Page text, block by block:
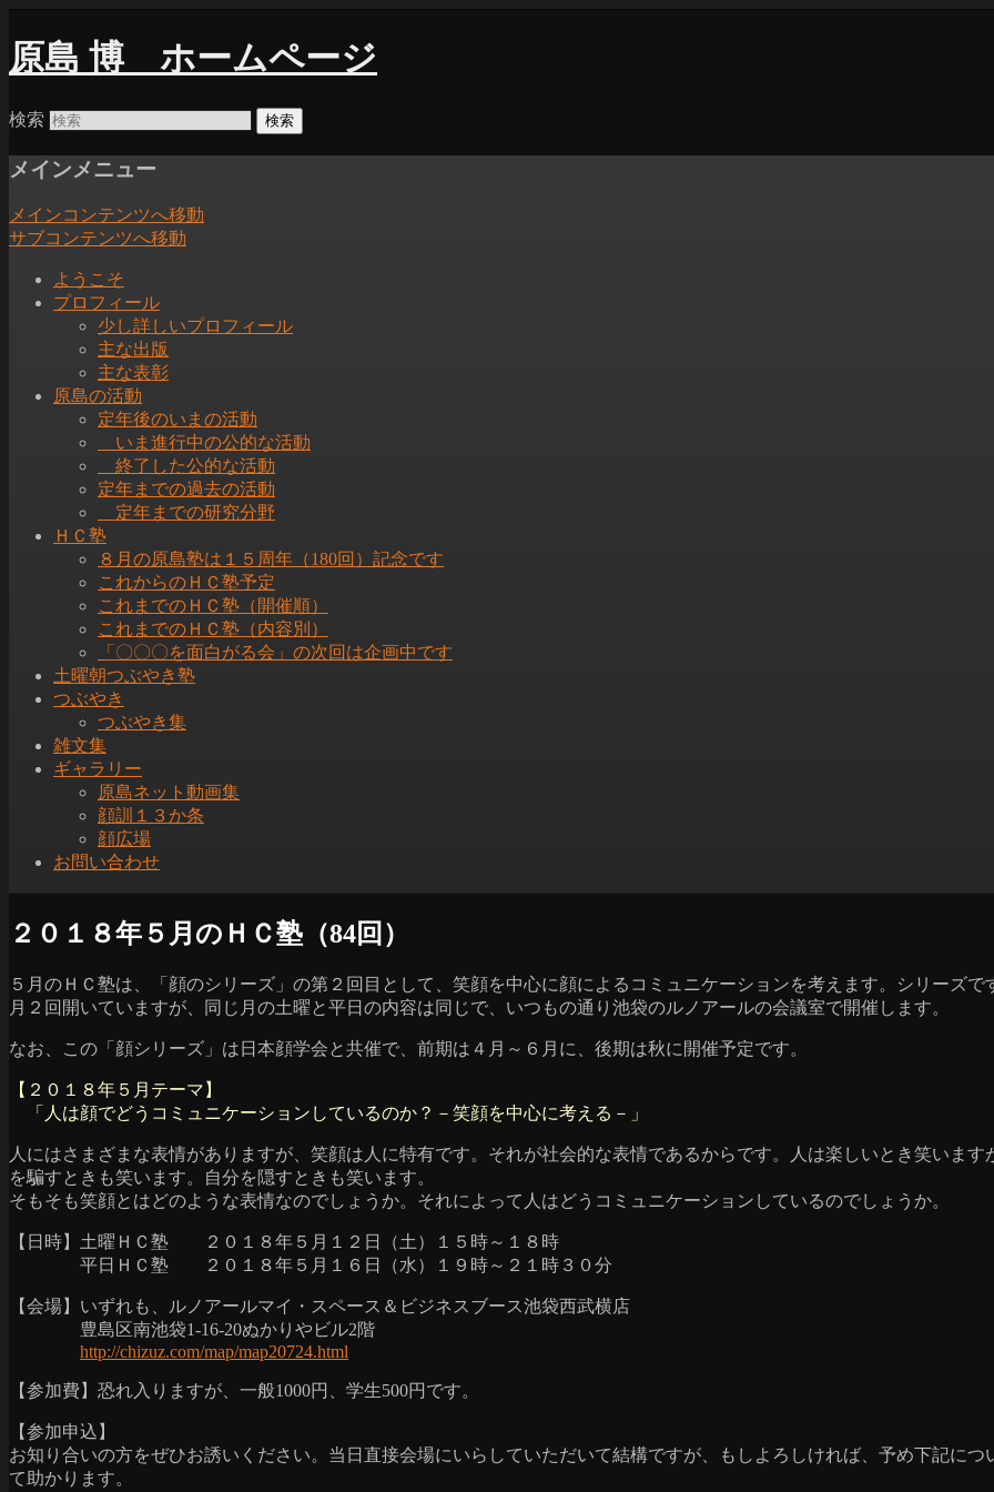
原島 博 ホームページ
検索
メインメニュー
メインコンテンツへ移動
サブコンテンツへ移動
ようこそ
プロフィール
少し詳しいプロフィール
主な出版
主な表彰
原島の活動
定年後のいまの活動
いま進行中の公的な活動
終了した公的な活動
定年までの過去の活動
定年までの研究分野
ＨＣ塾
８月の原島塾は１５周年（180回）記念です
これからのＨＣ塾予定
これまでのＨＣ塾（開催順）
これまでのＨＣ塾（内容別）
「〇〇〇を面白がる会」の次回は企画中です
土曜朝つぶやき塾
つぶやき
つぶやき集
雑文集
ギャラリー
原島ネット動画集
顔訓１３か条
顔広場
お問い合わせ
２０１８年５月のＨＣ塾（84回）
５月のＨＣ塾は、「顔のシリーズ」の第２回目として、笑顔を中心に顔によるコミュニケーションを考えます。シリーズで
月２回開いていますが、同じ月の土曜と平日の内容は同じで、いつもの通り池袋のルノアールの会議室で開催します。
なお、この「顔シリーズ」は日本顔学会と共催で、前期は４月～６月に、後期は秋に開催予定です。
【２０１８年５月テーマ】
「人は顔でどうコミュニケーションしているのか？－笑顔を中心に考える－」
人にはさまざまな表情がありますが、笑顔は人に特有です。それが社会的な表情であるからです。人は楽しいとき笑いま
を騙すときも笑います。自分を隠すときも笑います。
そもそも笑顔とはどのような表情なのでしょうか。それによって人はどうコミュニケーションしているのでしょうか。
【日時】土曜ＨＣ塾 ２０１８年５月１２日（土）１５時～１８時
平日ＨＣ塾 ２０１８年５月１６日（水）１９時～２１時３０分
【会場】いずれも、ルノアールマイ・スペース＆ビジネスブース池袋西武横店
豊島区南池袋1-16-20ぬかりやビル2階
http://chizuz.com/map/map20724.html
【参加費】恐れ入りますが、一般1000円、学生500円です。
【参加申込】
お知り合いの方をぜひお誘いください。当日直接会場にいらしていただいて結構ですが、もしよろしければ、予め下記に
て助かります。